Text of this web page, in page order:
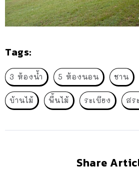
Tags:
3 ห้องน้ำ 5 ห้องนอน ชาน
บ้านไม้ พื้นไม้ ระเบียง สร
Share